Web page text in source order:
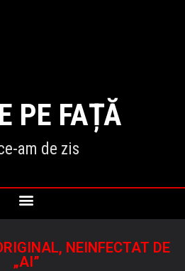
PE FAȚĂ
am de zis
NEINFECTAT DE
„AI”